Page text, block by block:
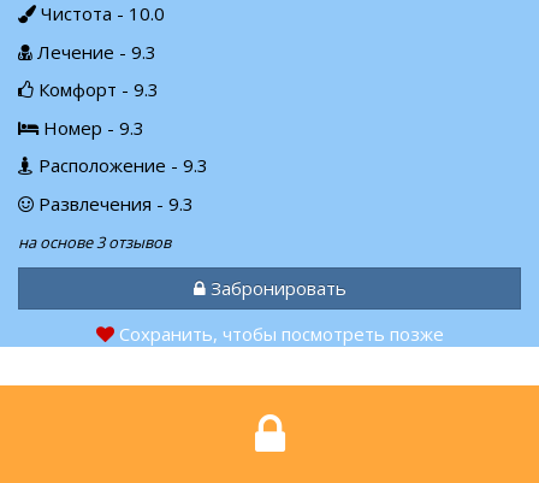
Чистота - 10.0
Лечение - 9.3
Комфорт - 9.3
Номер - 9.3
Расположение - 9.3
Развлечения - 9.3
на основе 3 отзывов
Забронировать
Сохранить, чтобы посмотреть позже